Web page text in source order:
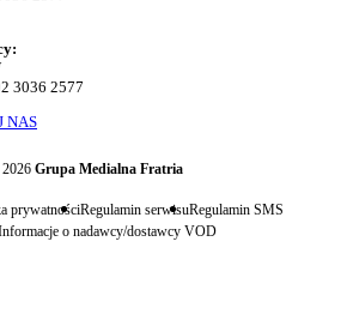
3036 2577
NAS
Grupa Medialna Fratria
prywatnościRegulamin serwisuRegulamin SMS
o nadawcy/dostawcy VOD